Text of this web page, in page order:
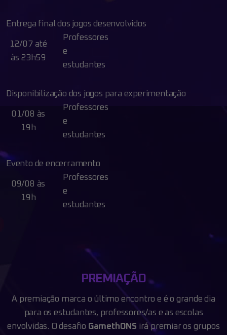
Entrega final dos jogos desenvolvidos
12/07 até
às 23h59
Professores
e
estudantes
Disponibilização dos jogos para experimentação
01/08 às
19h
Professores
e
estudantes
Evento de encerramento
09/08 às
19h
Professores
e
estudantes
PREMIAÇÃO
A premiação marca o último encontro e é o grande dia
para os estudantes, professores/as e as escolas
envolvidas. O desafio GamethONS irá premiar os grupos